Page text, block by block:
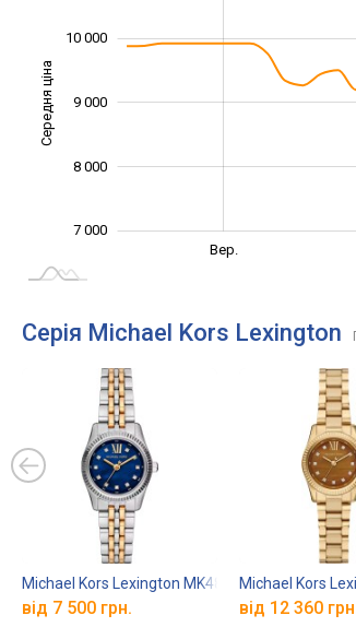
Середня ціна 10 000
7 000
8 000
9 000
10 000
Вер.
Серія Michael Kors Lexington
Michael Kors Lexington MK4865
від 7 500 грн.
Michael Kors
від 12 360